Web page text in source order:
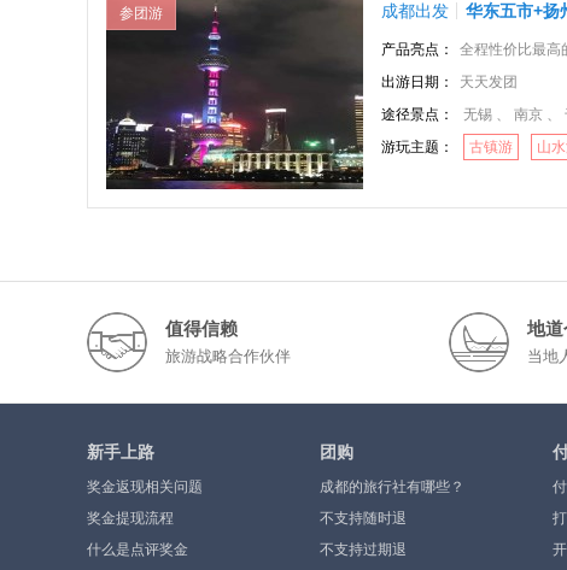
参团游 成都出发 华东五市+扬
产品亮点：
全程性价比最高的景点，
出游日期：
天天发团
途径景点：
无锡 、 南京 、
游玩主题：
古镇游 山
值得信赖
旅游战略合作伙伴
地
当地
新手上路
奖金返现相关问题
奖金提现流程
什么是点评奖金
团购
成都的旅行社有哪些？
不支持随时退
不支持过期退